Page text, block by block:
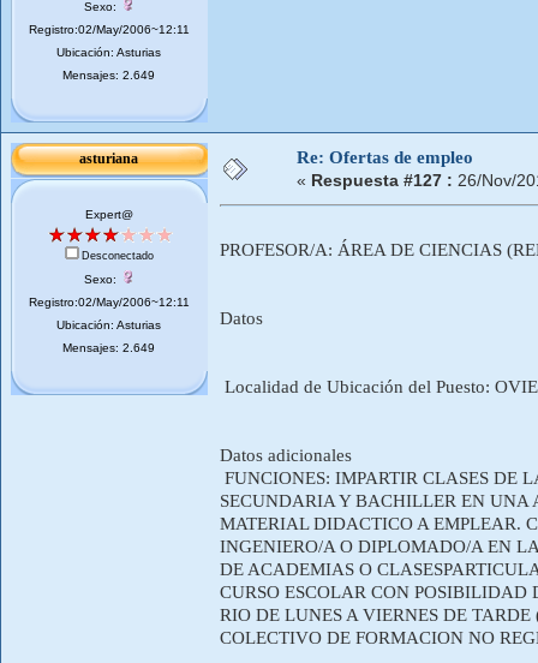
Sexo:
Registro:02/May/2006~12:11
Ubicación: Asturias
Mensajes: 2.649
asturiana
Expert@
Desconectado
Sexo:
Registro:02/May/2006~12:11
Ubicación: Asturias
Mensajes: 2.649
Re: Ofertas de empleo
« Respuesta #127 : 26/Nov/
PROFESOR/A: ÁREA DE CIENCIAS
Datos
Localidad de Ubicación del Puesto:
Datos adicionales
FUNCIONES: IMPARTIR CLASES DE
SECUNDARIA Y BACHILLER EN UNA
MATERIAL DIDACTICO A EMPLEAR.
INGENIERO/A O DIPLOMADO/A EN
DE ACADEMIAS O
CURSO ESCOLAR CON POSIBILIDAD
RIO DE LUNES A VIERNES DE
COLECTIVO DE FORMACION NO